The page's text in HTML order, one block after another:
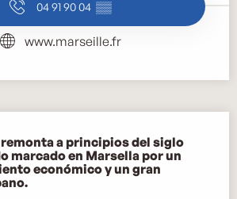
04 91 90 04 ▒▒
www.marseille.fr
a principios del siglo
marcado en Marsella por un
económico y un gran